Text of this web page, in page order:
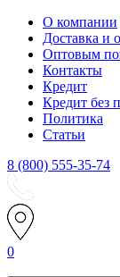
О компании
Доставка и
Оптовым
Контакты
Кредит
Кредит без
Политика
Статьи
8 (800) 555-35-74
0